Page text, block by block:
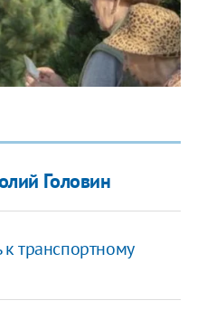
Головин
транспортному